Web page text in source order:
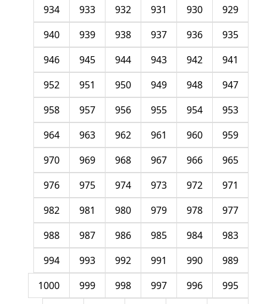
929
930
931
932
933
934
935
936
937
938
939
940
941
942
943
944
945
946
947
948
949
950
951
952
953
954
955
956
957
958
959
960
961
962
963
964
965
966
967
968
969
970
971
972
973
974
975
976
977
978
979
980
981
982
983
984
985
986
987
988
989
990
991
992
993
994
995
996
997
998
999
1000